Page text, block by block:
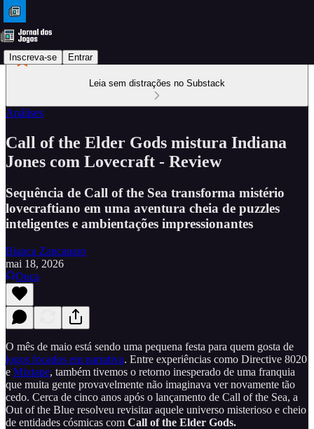
Inscreva-se Entrar
Leia sem distrações no Substack
Análises
Call of the Elder Gods mistura Indiana
Jones com Lovecraft - Review
Sequência de Call of the Sea transforma mistério
lovecraftiano em uma aventura cheia de puzzles
inteligentes e ambientações impressionantes
Bianca Zancanaro
mai 18, 2026
Ouça
O mês de maio está sendo uma pequena festa para quem gosta de
jogos focados em narrativa. Entre experiências como Directive 8020
e Mixtape, também tivemos o retorno inesperado de uma franquia
que muita gente provavelmente não imaginava ver novamente tão
cedo. Cerca de cinco anos após o lançamento de Call of the Sea, a
Out of the Blue resolveu revisitar aquele universo misterioso e cheio
de entidades cósmicas com Call of the Elder Gods.